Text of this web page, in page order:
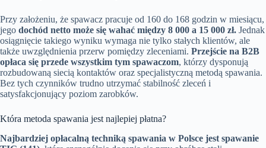
Przy założeniu, że spawacz pracuje od 160 do 168 godzin w miesiącu,
jego dochód netto może się wahać między 8 000 a 15 000 zł. Jednak
osiągnięcie takiego wyniku wymaga nie tylko stałych klientów, ale
także uwzględnienia przerw pomiędzy zleceniami. Przejście na B2B
opłaca się przede wszystkim tym spawaczom, którzy dysponują
rozbudowaną siecią kontaktów oraz specjalistyczną metodą spawania.
Bez tych czynników trudno utrzymać stabilność zleceń i
satysfakcjonujący poziom zarobków.
Która metoda spawania jest najlepiej płatna?
Najbardziej opłacalną techniką spawania w Polsce jest spawanie